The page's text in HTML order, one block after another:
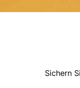
Sichern